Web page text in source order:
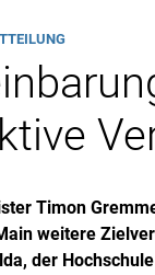
Timon
weitere
der